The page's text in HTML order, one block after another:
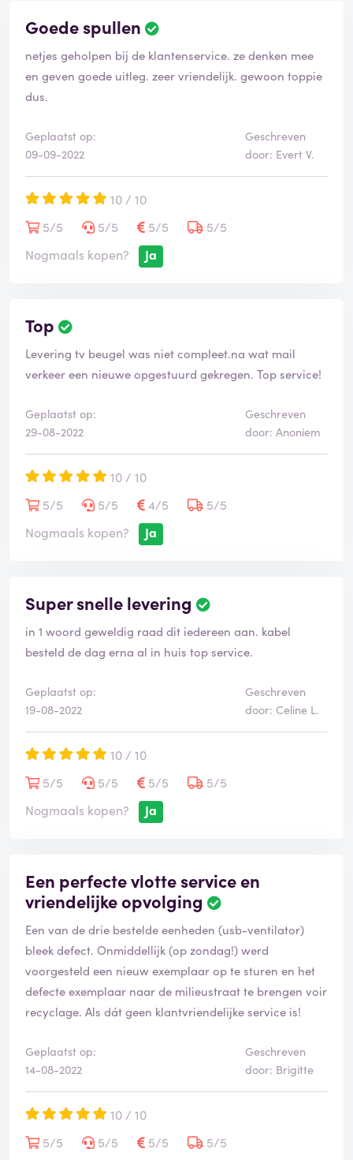
Goede spullen
netjes geholpen bij de klantenservice. ze denken mee
en geven goede uitleg. zeer vriendelijk. gewoon toppie
dus.
Geplaatst op:
09-09-2022
Geschreven
door: Evert V.
10 / 10
5/5
5/5 5/5
5/5
Nogmaals kopen?
Ja
Top
Levering tv beugel was niet compleet.na wat mail
verkeer een nieuwe opgestuurd gekregen. Top service!
Geplaatst op:
29-08-2022
Geschreven
door: Anoniem
10 / 10
5/5
5/5 4/5
5/5
Nogmaals kopen?
Ja
Super snelle levering
in 1 woord geweldig raad dit iedereen aan. kabel
besteld de dag erna al in huis top service.
Geplaatst op:
19-08-2022
Geschreven
door: Celine L.
10 / 10
5/5
5/5 5/5
5/5
Nogmaals kopen?
Ja
Een perfecte vlotte service en
vriendelijke opvolging
Een van de drie bestelde eenheden (usb-ventilator)
bleek defect. Onmiddellijk (op zondag!) werd
voorgesteld een nieuw exemplaar op te sturen en het
defecte exemplaar naar de milieustraat te brengen voir
recyclage. Als dát geen klantvriendelijke service is!
Geplaatst op:
14-08-2022
Geschreven
door: Brigitte
10 / 10
5/5
5/5 5/5
5/5